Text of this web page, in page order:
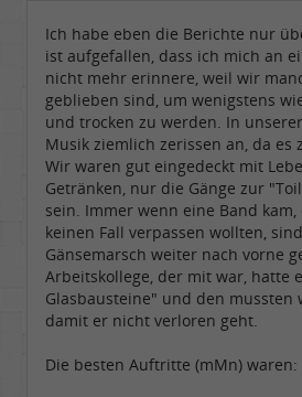
Beiträge:
4529
Dabei seit:
10 / 2007
Ich habe eben die Berichte nur
ist aufgefallen, dass ich mich an
nicht mehr erinnere, weil wir
geblieben sind, um wenigstens
und trocken zu werden. In
Musik ziemlich zerissen an, da es
Wir waren gut eingedeckt mit
Getränken, nur die Gänge zur
sein. Immer wenn eine Band
keinen Fall verpassen wollten,
Gänsemarsch weiter nach vorne
Arbeitskollege, der mit war, hatte
Glasbausteine" und den mussten
damit er nicht verloren geht.
Die besten Auftritte (mMn) waren: